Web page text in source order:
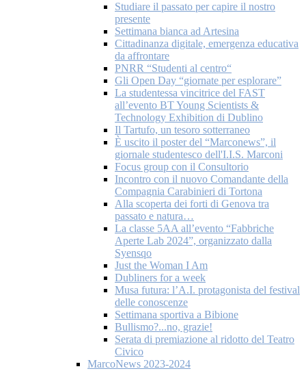
Studiare il passato per capire il nostro
presente
Settimana bianca ad Artesina
Cittadinanza digitale, emergenza educativa
da affrontare
PNRR “Studenti al centro“
Gli Open Day “giornate per esplorare”
La studentessa vincitrice del FAST
all’evento BT Young Scientists &
Technology Exhibition di Dublino
Il Tartufo, un tesoro sotterraneo
È uscito il poster del “Marconews”, il
giornale studentesco dell'I.I.S. Marconi
Focus group con il Consultorio
Incontro con il nuovo Comandante della
Compagnia Carabinieri di Tortona
Alla scoperta dei forti di Genova tra
passato e natura…
La classe 5AA all’evento “Fabbriche
Aperte Lab 2024”, organizzato dalla
Syensqo
Just the Woman I Am
Dubliners for a week
Musa futura: l’A.I. protagonista del festival
delle conoscenze
Settimana sportiva a Bibione
Bullismo?...no, grazie!
Serata di premiazione al ridotto del Teatro
Civico
MarcoNews 2023-2024